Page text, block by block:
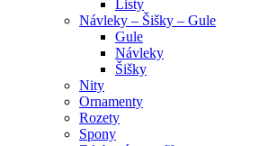
Listy
Návleky – Šišky – Gule
Gule
Návleky
Šišky
Nity
Ornamenty
Rozety
Spony